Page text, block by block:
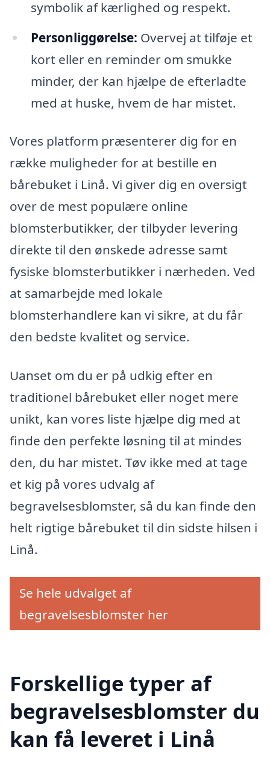
symbolik af kærlighed og respekt.
Personliggørelse: Overvej at tilføje et
kort eller en reminder om smukke
minder, der kan hjælpe de efterladte
med at huske, hvem de har mistet.
Vores platform præsenterer dig for en
række muligheder for at bestille en
bårebuket i Linå. Vi giver dig en oversigt
over de mest populære online
blomsterbutikker, der tilbyder levering
direkte til den ønskede adresse samt
fysiske blomsterbutikker i nærheden. Ved
at samarbejde med lokale
blomsterhandlere kan vi sikre, at du får
den bedste kvalitet og service.
Uanset om du er på udkig efter en
traditionel bårebuket eller noget mere
unikt, kan vores liste hjælpe dig med at
finde den perfekte løsning til at mindes
den, du har mistet. Tøv ikke med at tage
et kig på vores udvalg af
begravelsesblomster, så du kan finde den
helt rigtige bårebuket til din sidste hilsen i
Linå.
Se hele udvalget af
begravelsesblomster her
Forskellige typer af
begravelsesblomster du
kan få leveret i Linå